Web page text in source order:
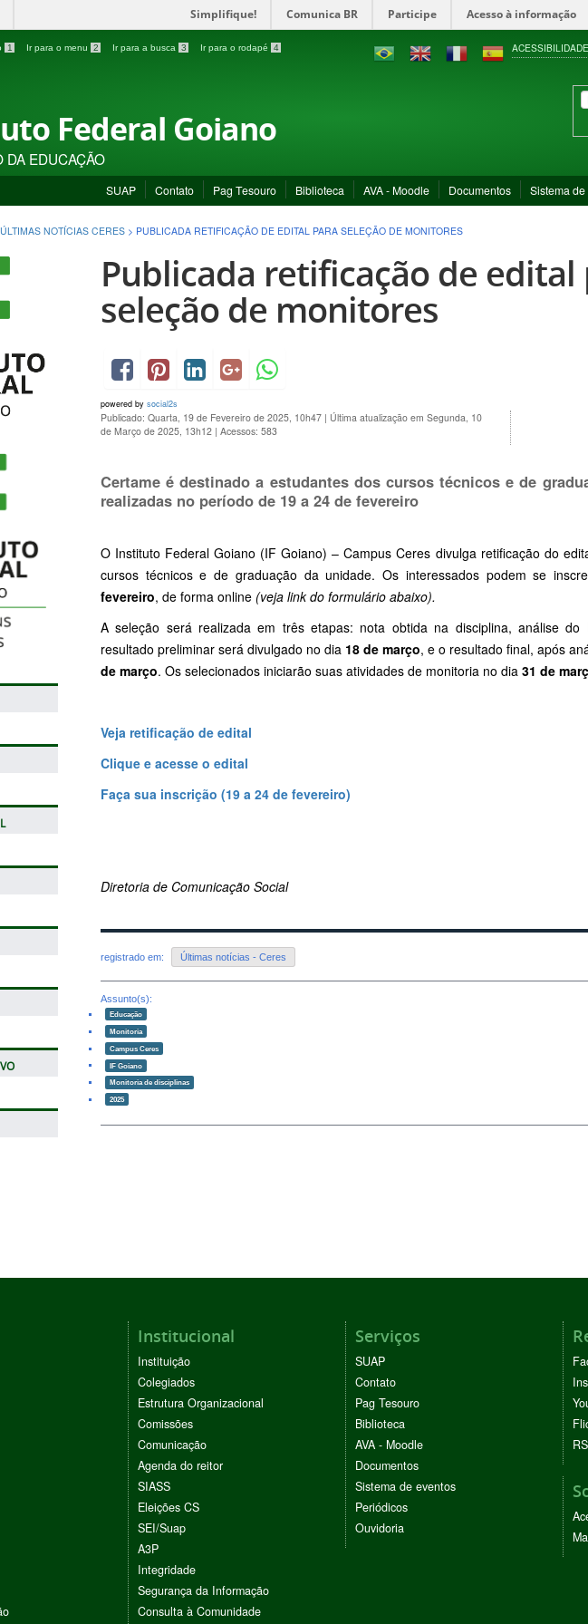
Simplifique! Comunica BR Participe Acesso à informação
1 Ir para o menu 2 Ir para a busca 3 Ir para o rodapé 4 ACESSIBILIDADE
Federal Goiano
DA EDUCAÇÃO
SUAP Contato Pag Tesouro Biblioteca AVA - Moodle Documentos Sistema
ÚLTIMAS NOTÍCIAS CERES > PUBLICADA RETIFICAÇÃO DE EDITAL PARA SELEÇÃO DE MONITORES
Publicada retificação de edital
seleção de monitores
powered by social2s
Publicado: Quarta, 19 de Fevereiro de 2025, 10h47 | Última atualização em Segunda, 10
de Março de 2025, 13h12 | Acessos: 583
Certame é destinado a estudantes dos cursos técnicos e de
realizadas no período de 19 a 24 de fevereiro
O Instituto Federal Goiano (IF Goiano) – Campus Ceres divulga retificação do
cursos técnicos e de graduação da unidade. Os interessados podem se
fevereiro, de forma online (veja link do formulário abaixo).
A seleção será realizada em três etapas: nota obtida na disciplina, análise do
resultado preliminar será divulgado no dia 18 de março, e o resultado final, após
de março. Os selecionados iniciarão suas atividades de monitoria no dia 31 de
Veja retificação de edital
Clique e acesse o edital
Faça sua inscrição (19 a 24 de fevereiro)
Diretoria de Comunicação Social
registrado em: Últimas notícias - Ceres
Assunto(s):
Educação
Monitoria
Campus Ceres
IF Goiano
Monitoria de disciplinas
2025
Institucional
Instituição
Colegiados
Estrutura Organizacional
Comissões
Comunicação
Agenda do reitor
SIASS
Eleições CS
SEI/Suap
A3P
Integridade
Segurança da Informação
Consulta à Comunidade
Serviços
SUAP
Contato
Pag Tesouro
Biblioteca
AVA - Moodle
Documentos
Sistema de eventos
Periódicos
Ouvidoria